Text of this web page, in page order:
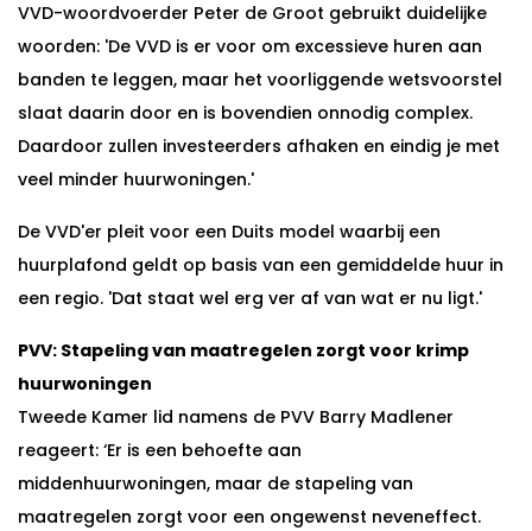
VVD-woordvoerder Peter de Groot gebruikt duidelijke
woorden: 'De VVD is er voor om excessieve huren aan
banden te leggen, maar het voorliggende wetsvoorstel
slaat daarin door en is bovendien onnodig complex.
Daardoor zullen investeerders afhaken en eindig je met
veel minder huurwoningen.'
De VVD'er pleit voor een Duits model waarbij een
huurplafond geldt op basis van een gemiddelde huur in
een regio. 'Dat staat wel erg ver af van wat er nu ligt.'
PVV: Stapeling van maatregelen zorgt voor krimp
huurwoningen
Tweede Kamer lid namens de PVV Barry Madlener
reageert: ‘Er is een behoefte aan
middenhuurwoningen, maar de stapeling van
maatregelen zorgt voor een ongewenst neveneffect.